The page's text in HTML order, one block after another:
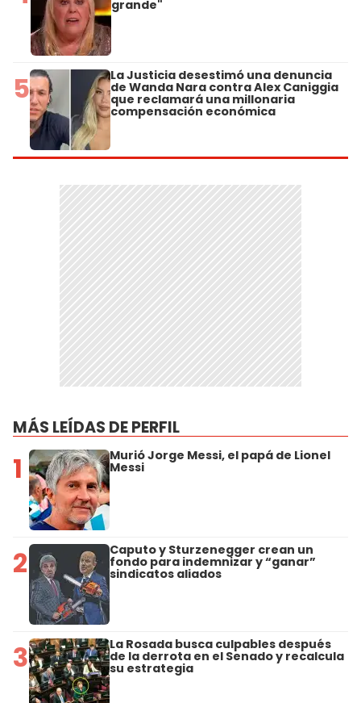
grande"
5 La Justicia desestimó una denuncia
de Wanda Nara contra Alex Caniggia
que reclamará una millonaria
compensación económica
MÁS LEÍDAS DE PERFIL
1 Murió Jorge Messi, el papá de Lionel
Messi
2 Caputo y Sturzenegger crean un
fondo para indemnizar y “ganar”
sindicatos aliados
3 La Rosada busca culpables después
de la derrota en el Senado y recalcula
su estrategia